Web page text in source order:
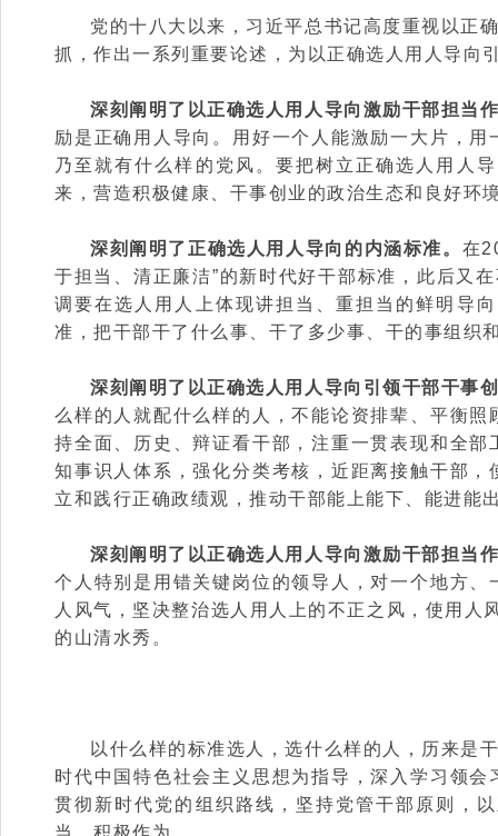
党的十八大以来，习近平总书记高度重视以正
抓，作出一系列重要论述，为以正确选人用人导向
深刻阐明了以正确选人用人导向激励干部担当
励是正确用人导向。用好一个人能激励一大片，
乃至就有什么样的党风。要把树立正确选人用人
来，营造积极健康、干事创业的政治生态和良好环
深刻阐明了正确选人用人导向的内涵标准。 在
于担当、清正廉洁”的新时代好干部标准，此后又
调要在选人用人上体现讲担当、重担当的鲜明导
准，把干部干了什么事、干了多少事、干的事组织
深刻阐明了以正确选人用人导向引领干部干事
么样的人就配什么样的人，不能论资排辈、平衡
持全面、历史、辩证看干部，注重一贯表现和全
知事识人体系，强化分类考核，近距离接触干部
立和践行正确政绩观，推动干部能上能下、能进能
深刻阐明了以正确选人用人导向激励干部担当
个人特别是用错关键岗位的领导人，对一个地方
人风气，坚决整治选人用人上的不正之风，使用人
的山清水秀。
以什么样的标准选人，选什么样的人，历来是
时代中国特色社会主义思想为指导，深入学习领
贯彻新时代党的组织路线，坚持党管干部原则，
当、积极作为。